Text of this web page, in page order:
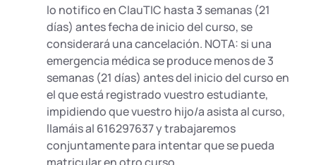
lo notifico en ClauTIC hasta 3 semanas (21
días) antes fecha de inicio del curso, se
considerará una cancelación. NOTA: si una
emergencia médica se produce menos de 3
semanas (21 días) antes del inicio del curso en
el que está registrado vuestro estudiante,
impidiendo que vuestro hijo/a asista al curso,
llamáis al 616297637 y trabajaremos
conjuntamente para intentar que se pueda